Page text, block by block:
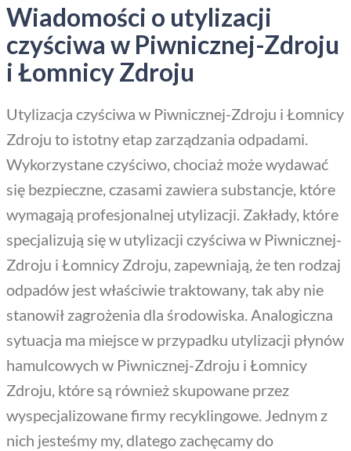
Wiadomości o utylizacji
czyściwa w Piwnicznej-Zdroju
i Łomnicy Zdroju
Utylizacja czyściwa w Piwnicznej-Zdroju i Łomnicy
Zdroju to istotny etap zarządzania odpadami.
Wykorzystane czyściwo, chociaż może wydawać
się bezpieczne, czasami zawiera substancje, które
wymagają profesjonalnej utylizacji. Zakłady, które
specjalizują się w utylizacji czyściwa w Piwnicznej-
Zdroju i Łomnicy Zdroju, zapewniają, że ten rodzaj
odpadów jest właściwie traktowany, tak aby nie
stanowił zagrożenia dla środowiska. Analogiczna
sytuacja ma miejsce w przypadku utylizacji płynów
hamulcowych w Piwnicznej-Zdroju i Łomnicy
Zdroju, które są również skupowane przez
wyspecjalizowane firmy recyklingowe. Jednym z
nich jesteśmy my, dlatego zachęcamy do